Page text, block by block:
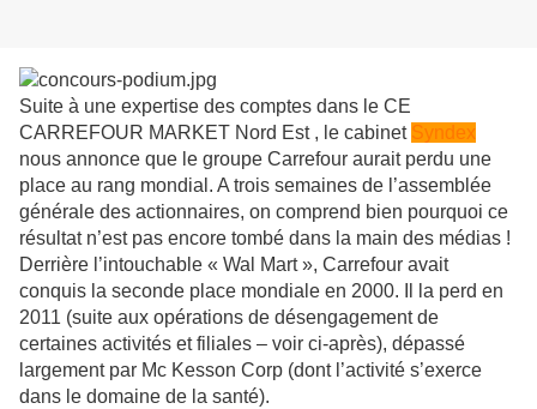
Suite à une expertise des comptes dans le CE
CARREFOUR MARKET Nord Est , le cabinet Syndex
nous annonce que le groupe Carrefour aurait perdu une
place au rang mondial. A trois semaines de l’assemblée
générale des actionnaires, on comprend bien pourquoi ce
résultat n’est pas encore tombé dans la main des médias !
Derrière l’intouchable « Wal Mart », Carrefour avait
conquis la seconde place mondiale en 2000. Il la perd en
2011 (suite aux opérations de désengagement de
certaines activités et filiales – voir ci-après), dépassé
largement par Mc Kesson Corp (dont l’activité s’exerce
dans le domaine de la santé).